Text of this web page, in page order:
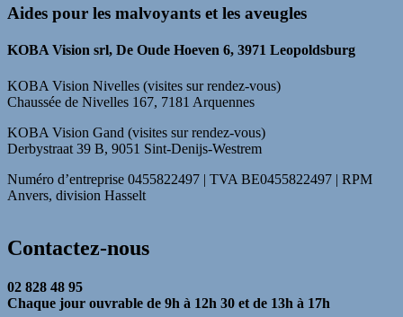
Aides pour les malvoyants et les aveugles
KOBA Vision srl, De Oude Hoeven 6, 3971 Leopoldsburg
KOBA Vision Nivelles (visites sur rendez-vous)
Chaussée de Nivelles 167, 7181 Arquennes
KOBA Vision Gand (visites sur rendez-vous)
Derbystraat 39 B, 9051 Sint-Denijs-Westrem
Numéro d’entreprise 0455822497 | TVA BE0455822497 | RPM
Anvers, division Hasselt
Contactez-nous
02 828 48 95
Chaque jour ouvrable de 9h à 12h 30 et de 13h à 17h